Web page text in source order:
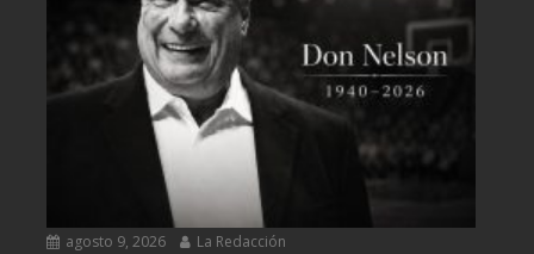
agosto 9, 2026 La Redacción